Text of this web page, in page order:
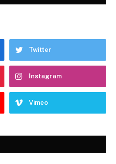
Twitter
Instagram
Vimeo